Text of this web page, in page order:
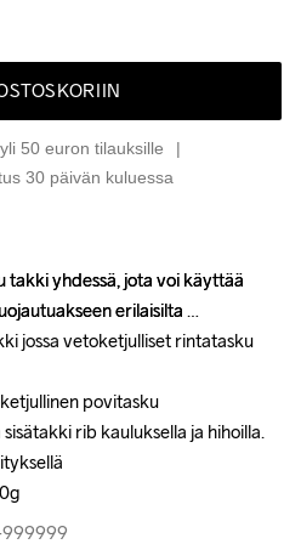
50 euron tilauksille
30 päivän kuluessa
yhdessä, jota voi käyttää
erilaisilta
jossa vetoketjulliset rintatasku
povitasku
rib kauluksella ja hihoilla.
999999
yhdessä, jota voi käyttää
erilaisilta
jossa vetoketjulliset rintatasku
povitasku
rib kauluksella ja hihoilla.
999999